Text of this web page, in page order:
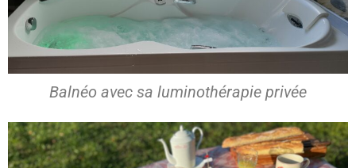
Balnéo avec sa luminothérapie privée